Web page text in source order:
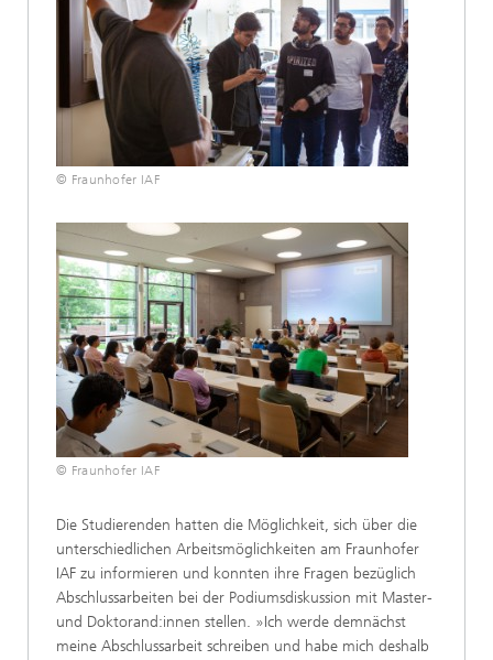
© Fraunhofer IAF
© Fraunhofer IAF
Die Studierenden hatten die Möglichkeit, sich über die
unterschiedlichen Arbeitsmöglichkeiten am Fraunhofer
IAF zu informieren und konnten ihre Fragen bezüglich
Abschlussarbeiten bei der Podiumsdiskussion mit Master-
und Doktorand:innen stellen. »Ich werde demnächst
meine Abschlussarbeit schreiben und habe mich deshalb